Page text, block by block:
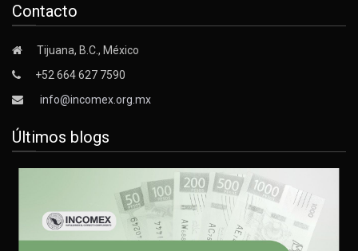
Contacto
Tijuana, B.C., México
+52 664 627 7590
info@incomex.org.mx
Últimos blogs